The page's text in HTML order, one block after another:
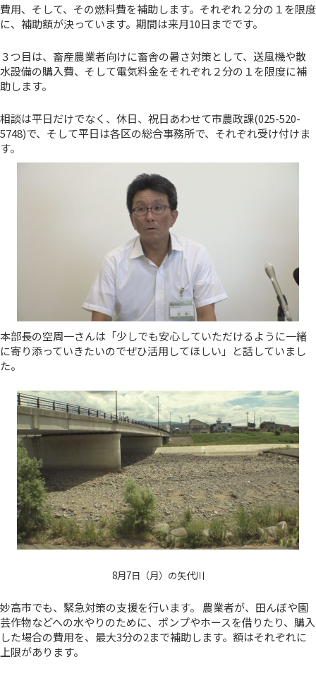
費用、そして、その燃料費を補助します。それぞれ２分の１を限度
に、補助額が決っています。期間は来月10日までです。
３つ目は、畜産農業者向けに畜舎の暑さ対策として、送風機や散
水設備の購入費、そして電気料金をそれぞれ２分の１を限度に補
助します。
相談は平日だけでなく、休日、祝日あわせて市農政課(025-520-
5748)で、そして平日は各区の総合事務所で、それぞれ受け付けま
す。
本部長の空周一さんは「少しでも安心していただけるように一緒
に寄り添っていきたいのでぜひ活用してほしい」と話していまし
た。
8月7日（月）の矢代川
妙高市でも、緊急対策の支援を行います。 農業者が、田んぼや園
芸作物などへの水やりのために、ポンプやホースを借りたり、購入
した場合の費用を、最大3分の2まで補助します。額はそれぞれに
上限があります。